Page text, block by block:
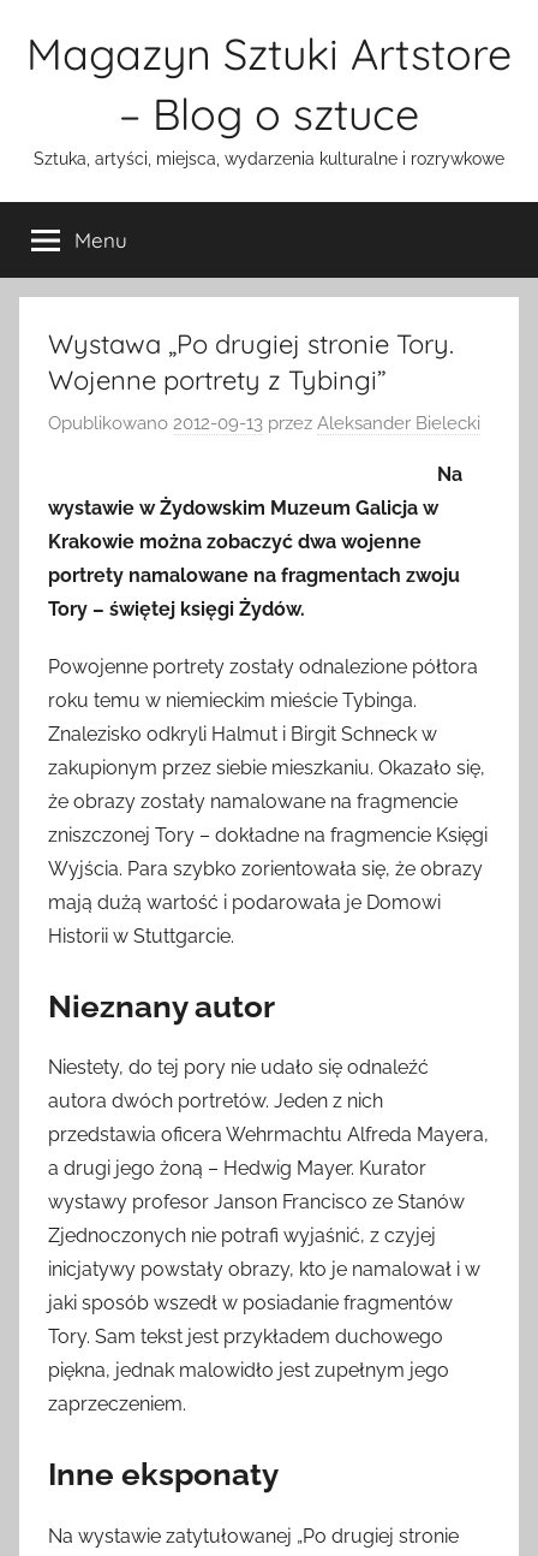
Magazyn Sztuki Artstore
– Blog o sztuce
Sztuka, artyści, miejsca, wydarzenia kulturalne i rozrywkowe
Menu
Wystawa „Po drugiej stronie Tory.
Wojenne portrety z Tybingi”
Opublikowano 2012-09-13 przez Aleksander Bielecki
Na
wystawie w Żydowskim Muzeum Galicja w
Krakowie można zobaczyć dwa wojenne
portrety namalowane na fragmentach zwoju
Tory – świętej księgi Żydów.
Powojenne portrety zostały odnalezione półtora
roku temu w niemieckim mieście Tybinga.
Znalezisko odkryli Halmut i Birgit Schneck w
zakupionym przez siebie mieszkaniu. Okazało się,
że obrazy zostały namalowane na fragmencie
zniszczonej Tory – dokładne na fragmencie Księgi
Wyjścia. Para szybko zorientowała się, że obrazy
mają dużą wartość i podarowała je Domowi
Historii w Stuttgarcie.
Nieznany autor
Niestety, do tej pory nie udało się odnaleźć
autora dwóch portretów. Jeden z nich
przedstawia oficera Wehrmachtu Alfreda Mayera,
a drugi jego żoną – Hedwig Mayer. Kurator
wystawy profesor Janson Francisco ze Stanów
Zjednoczonych nie potrafi wyjaśnić, z czyjej
inicjatywy powstały obrazy, kto je namalował i w
jaki sposób wszedł w posiadanie fragmentów
Tory. Sam tekst jest przykładem duchowego
piękna, jednak malowidło jest zupełnym jego
zaprzeczeniem.
Inne eksponaty
Na wystawie zatytułowanej „Po drugiej stronie